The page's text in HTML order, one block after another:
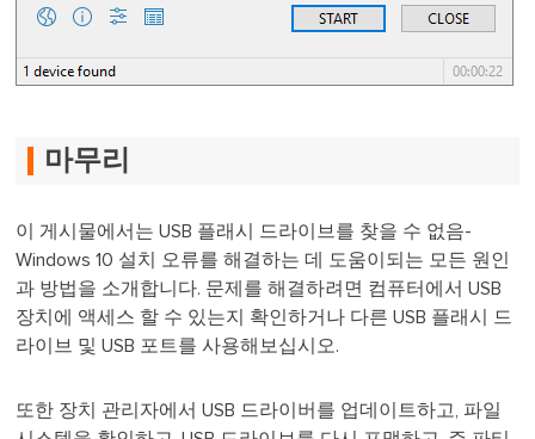
마무리
이 게시물에서는 USB 플래시 드라이브를 찾을 수 없음-
Windows 10 설치 오류를 해결하는 데 도움이되는 모든 원인
과 방법을 소개합니다. 문제를 해결하려면 컴퓨터에서 USB
장치에 액세스 할 수 있는지 확인하거나 다른 USB 플래시 드
라이브 및 USB 포트를 사용해보십시오.
또한 장치 관리자에서 USB 드라이버를 업데이트하고, 파일